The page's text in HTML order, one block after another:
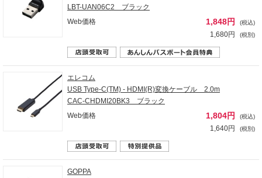
LBT-UAN06C2 ブラック
Web価格
1,848円 (税込)
1,680円 (税別)
エレコム
USB Type-C(TM) - HDMI(R)変換ケーブル 2.0m
CAC-CHDMI20BK3 ブラック
Web価格
1,804円 (税込)
1,640円 (税別)
GOPPA